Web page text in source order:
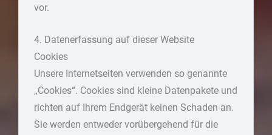
vor.
4. Datenerfassung auf dieser Website
Cookies
Unsere Internetseiten verwenden so genannte
„Cookies“. Cookies sind kleine Datenpakete und
richten auf Ihrem Endgerät keinen Schaden an.
Sie werden entweder vorübergehend für die